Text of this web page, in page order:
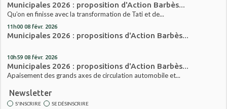
Municipales 2026 : proposition d'Action Barbès...
Qu’on en finisse avec la transformation de Tati et de...
11h00 08 févr. 2026
Municipales 2026 : propositions d'Action Barbès...
10h59 08 févr. 2026
Municipales 2026 : propositions d'Action Barbès...
Apaisement des grands axes de circulation automobile et...
Newsletter
S'INSCRIRE SE DÉSINSCRIRE